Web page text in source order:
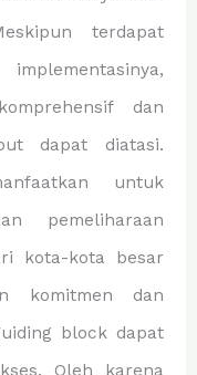
terdapat
dan
dapat diatasi.
untuk
pemeliharaan
kota-kota besar
komitmen dan
block dapat
Oleh karena